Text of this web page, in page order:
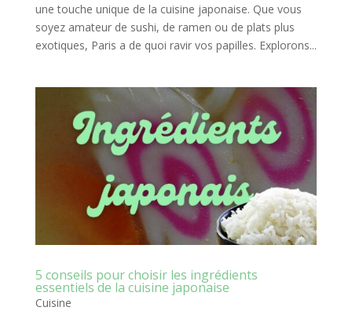
une touche unique de la cuisine japonaise. Que vous
soyez amateur de sushi, de ramen ou de plats plus
exotiques, Paris a de quoi ravir vos papilles. Explorons...
5 conseils pour choisir les ingrédients
essentiels de la cuisine japonaise
Cuisine